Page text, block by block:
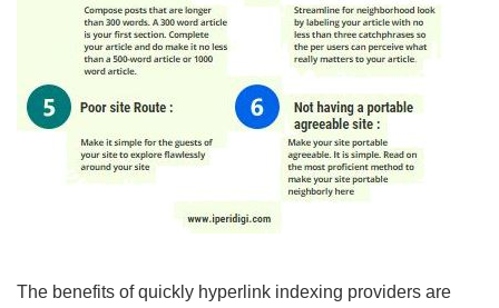
The benefits of quickly hyperlink indexing providers are